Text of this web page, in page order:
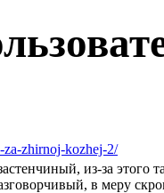
zhirnoj-kozhej-2/
из-за этого
в меру